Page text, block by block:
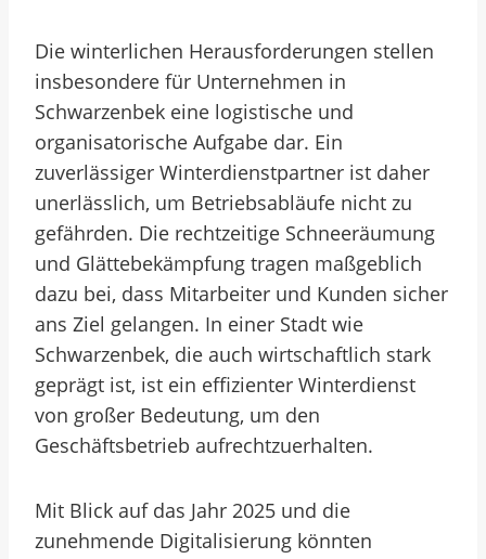
Die winterlichen Herausforderungen stellen
insbesondere für Unternehmen in
Schwarzenbek eine logistische und
organisatorische Aufgabe dar. Ein
zuverlässiger Winterdienstpartner ist daher
unerlässlich, um Betriebsabläufe nicht zu
gefährden. Die rechtzeitige Schneeräumung
und Glättebekämpfung tragen maßgeblich
dazu bei, dass Mitarbeiter und Kunden sicher
ans Ziel gelangen. In einer Stadt wie
Schwarzenbek, die auch wirtschaftlich stark
geprägt ist, ist ein effizienter Winterdienst
von großer Bedeutung, um den
Geschäftsbetrieb aufrechtzuerhalten.
Mit Blick auf das Jahr 2025 und die
zunehmende Digitalisierung könnten